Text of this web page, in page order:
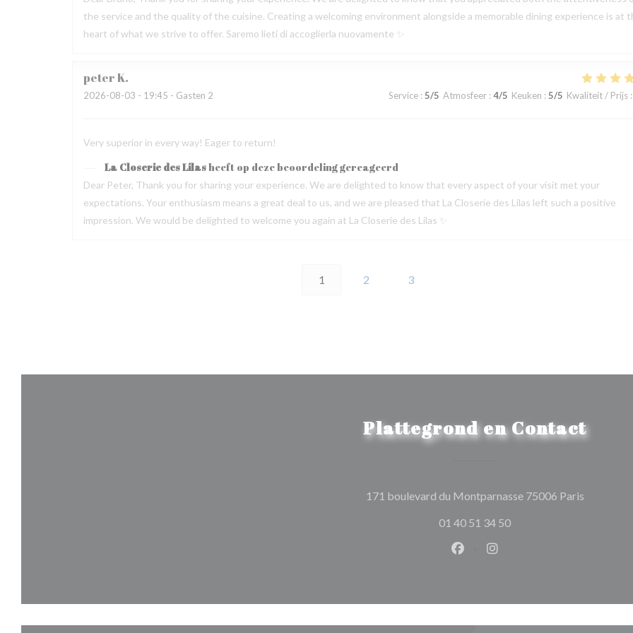
the service and the quality of the cuisine. Creating a welcoming environment alongside a memorable dining experience is at
heart of what we strive to offer. Saremo lieti di accoglierla nuovamente ✨
peterK
2026-08-03 - 19:45 - Gasten 2 Service: 5/5 Atmosfeer: 4/5 Keuken : 5/5 Kwaliteit / Prijs:
Very superior in every way! Eager to return!
La Closerie des Lilasheeft op deze beoordeling gereageerd
Dear Peter, Thank you for sharing your experience. We are delighted to know that every aspect of your visit met your
expectations. Your enthusiasm means a great deal to us, and we are pleased that La Closerie des Lilas left such a positive
impression. We would be delighted to welcome you again at La Closerie des Lilas ✨
1 2 3
Plattegrond en Contact
171 boulevard du Montparnasse 75006 Paris((opent in
01 40 51 34 50
Facebook ((opent in een nieuw
Instagram ((opent in een